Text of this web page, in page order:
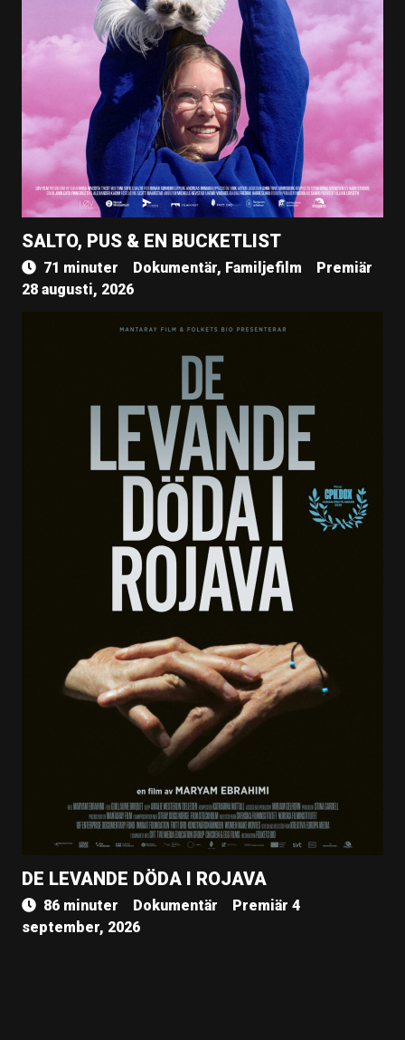
SALTO, PUS & EN BUCKETLIST
71 minuter Dokumentär, Familjefilm
Premiär
28 augusti, 2026
DE LEVANDE DÖDA I ROJAVA
86 minuter Dokumentär
Premiär 4
september, 2026